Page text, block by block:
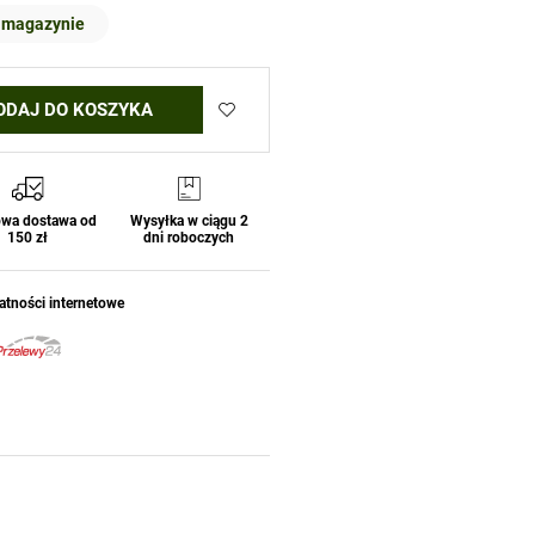
DO KOSZYKA
dostawa od
150 zł
Wysyłka w ciągu 2
dni roboczych
internetowe